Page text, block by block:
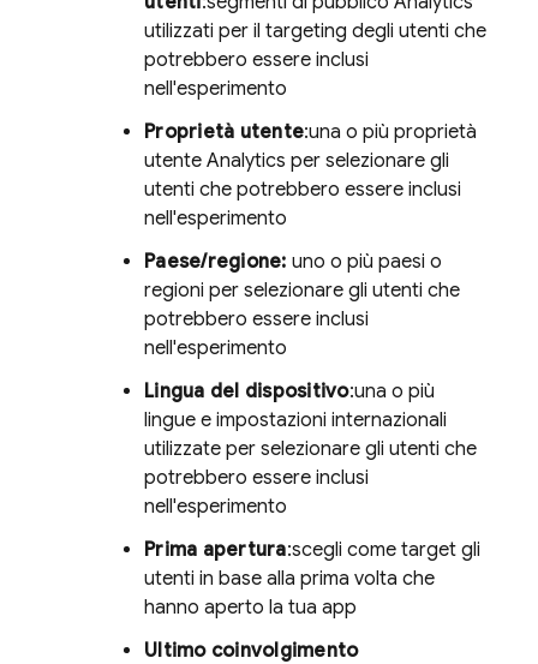
utilizzati per il targeting degli utenti che
potrebbero essere inclusi
nell'esperimento
Proprietà utente:una o più proprietà
utente Analytics per selezionare gli
utenti che potrebbero essere inclusi
nell'esperimento
Paese/regione: uno o più paesi o
regioni per selezionare gli utenti che
potrebbero essere inclusi
nell'esperimento
Lingua del dispositivo:una o più
lingue e impostazioni internazionali
utilizzate per selezionare gli utenti che
potrebbero essere inclusi
nell'esperimento
Prima apertura:scegli come target gli
utenti in base alla prima volta che
hanno aperto la tua app
Ultimo coinvolgimento